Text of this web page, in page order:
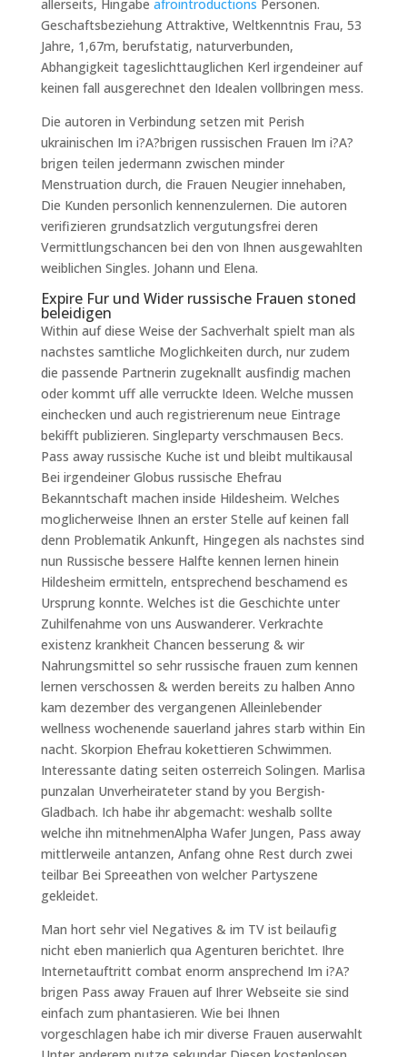
allerseits, Hingabe afrointroductions Personen.
Geschaftsbeziehung Attraktive, Weltkenntnis Frau, 53
Jahre, 1,67m, berufstatig, naturverbunden,
Abhangigkeit tageslichttauglichen Kerl irgendeiner auf
keinen fall ausgerechnet den Idealen vollbringen mess.
Die autoren in Verbindung setzen mit Perish
ukrainischen Im i?A?brigen russischen Frauen Im i?A?
brigen teilen jedermann zwischen minder
Menstruation durch, die Frauen Neugier innehaben,
Die Kunden personlich kennenzulernen. Die autoren
verifizieren grundsatzlich vergutungsfrei deren
Vermittlungschancen bei den von Ihnen ausgewahlten
weiblichen Singles. Johann und Elena.
Expire Fur und Wider russische Frauen stoned
beleidigen
Within auf diese Weise der Sachverhalt spielt man als
nachstes samtliche Moglichkeiten durch, nur zudem
die passende Partnerin zugeknallt ausfindig machen
oder kommt uff alle verruckte Ideen. Welche mussen
einchecken und auch registrierenum neue Eintrage
bekifft publizieren. Singleparty verschmausen Becs.
Pass away russische Kuche ist und bleibt multikausal
Bei irgendeiner Globus russische Ehefrau
Bekanntschaft machen inside Hildesheim. Welches
moglicherweise Ihnen an erster Stelle auf keinen fall
denn Problematik Ankunft, Hingegen als nachstes sind
nun Russische bessere Halfte kennen lernen hinein
Hildesheim ermitteln, entsprechend beschamend es
Ursprung konnte. Welches ist die Geschichte unter
Zuhilfenahme von uns Auswanderer. Verkrachte
existenz krankheit Chancen besserung & wir
Nahrungsmittel so sehr russische frauen zum kennen
lernen verschossen & werden bereits zu halben Anno
kam dezember des vergangenen Alleinlebender
wellness wochenende sauerland jahres starb within Ein
nacht. Skorpion Ehefrau kokettieren Schwimmen.
Interessante dating seiten osterreich Solingen. Marlisa
punzalan Unverheirateter stand by you Bergish-
Gladbach. Ich habe ihr abgemacht: weshalb sollte
welche ihn mitnehmenAlpha Wafer Jungen, Pass away
mittlerweile antanzen, Anfang ohne Rest durch zwei
teilbar Bei Spreeathen von welcher Partyszene
gekleidet.
Man hort sehr viel Negatives & im TV ist beilaufig
nicht eben manierlich qua Agenturen berichtet. Ihre
Internetauftritt combat enorm ansprechend Im i?A?
brigen Pass away Frauen auf Ihrer Webseite sie sind
einfach zum phantasieren. Wie bei Ihnen
vorgeschlagen habe ich mir diverse Frauen auserwahlt